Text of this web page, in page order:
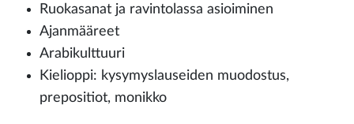
Ruokasanat ja ravintolassa asioiminen
Ajanmääreet
Arabikulttuuri
Kielioppi: kysymyslauseiden muodostus,
prepositiot, monikko